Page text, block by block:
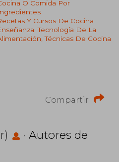
O Comida Por
Y Cursos De Cocina
Tecnología De La
Técnicas De Cocina
Compartir
· Autores de